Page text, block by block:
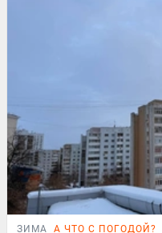
ЗИМА А ЧТО С ПОГОДОЙ?